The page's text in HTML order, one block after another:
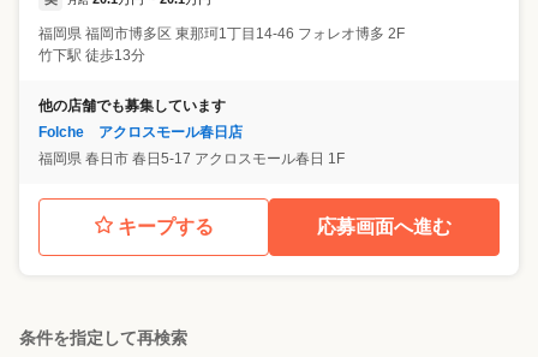
福岡県 福岡市博多区 東那珂1丁目14-46 フォレオ博多 2F
竹下駅 徒歩13分
他の店舗でも募集しています
Folche アクロスモール春日店
福岡県 春日市 春日5-17 アクロスモール春日 1F
キープする 応募画面へ進む
条件を指定して再検索